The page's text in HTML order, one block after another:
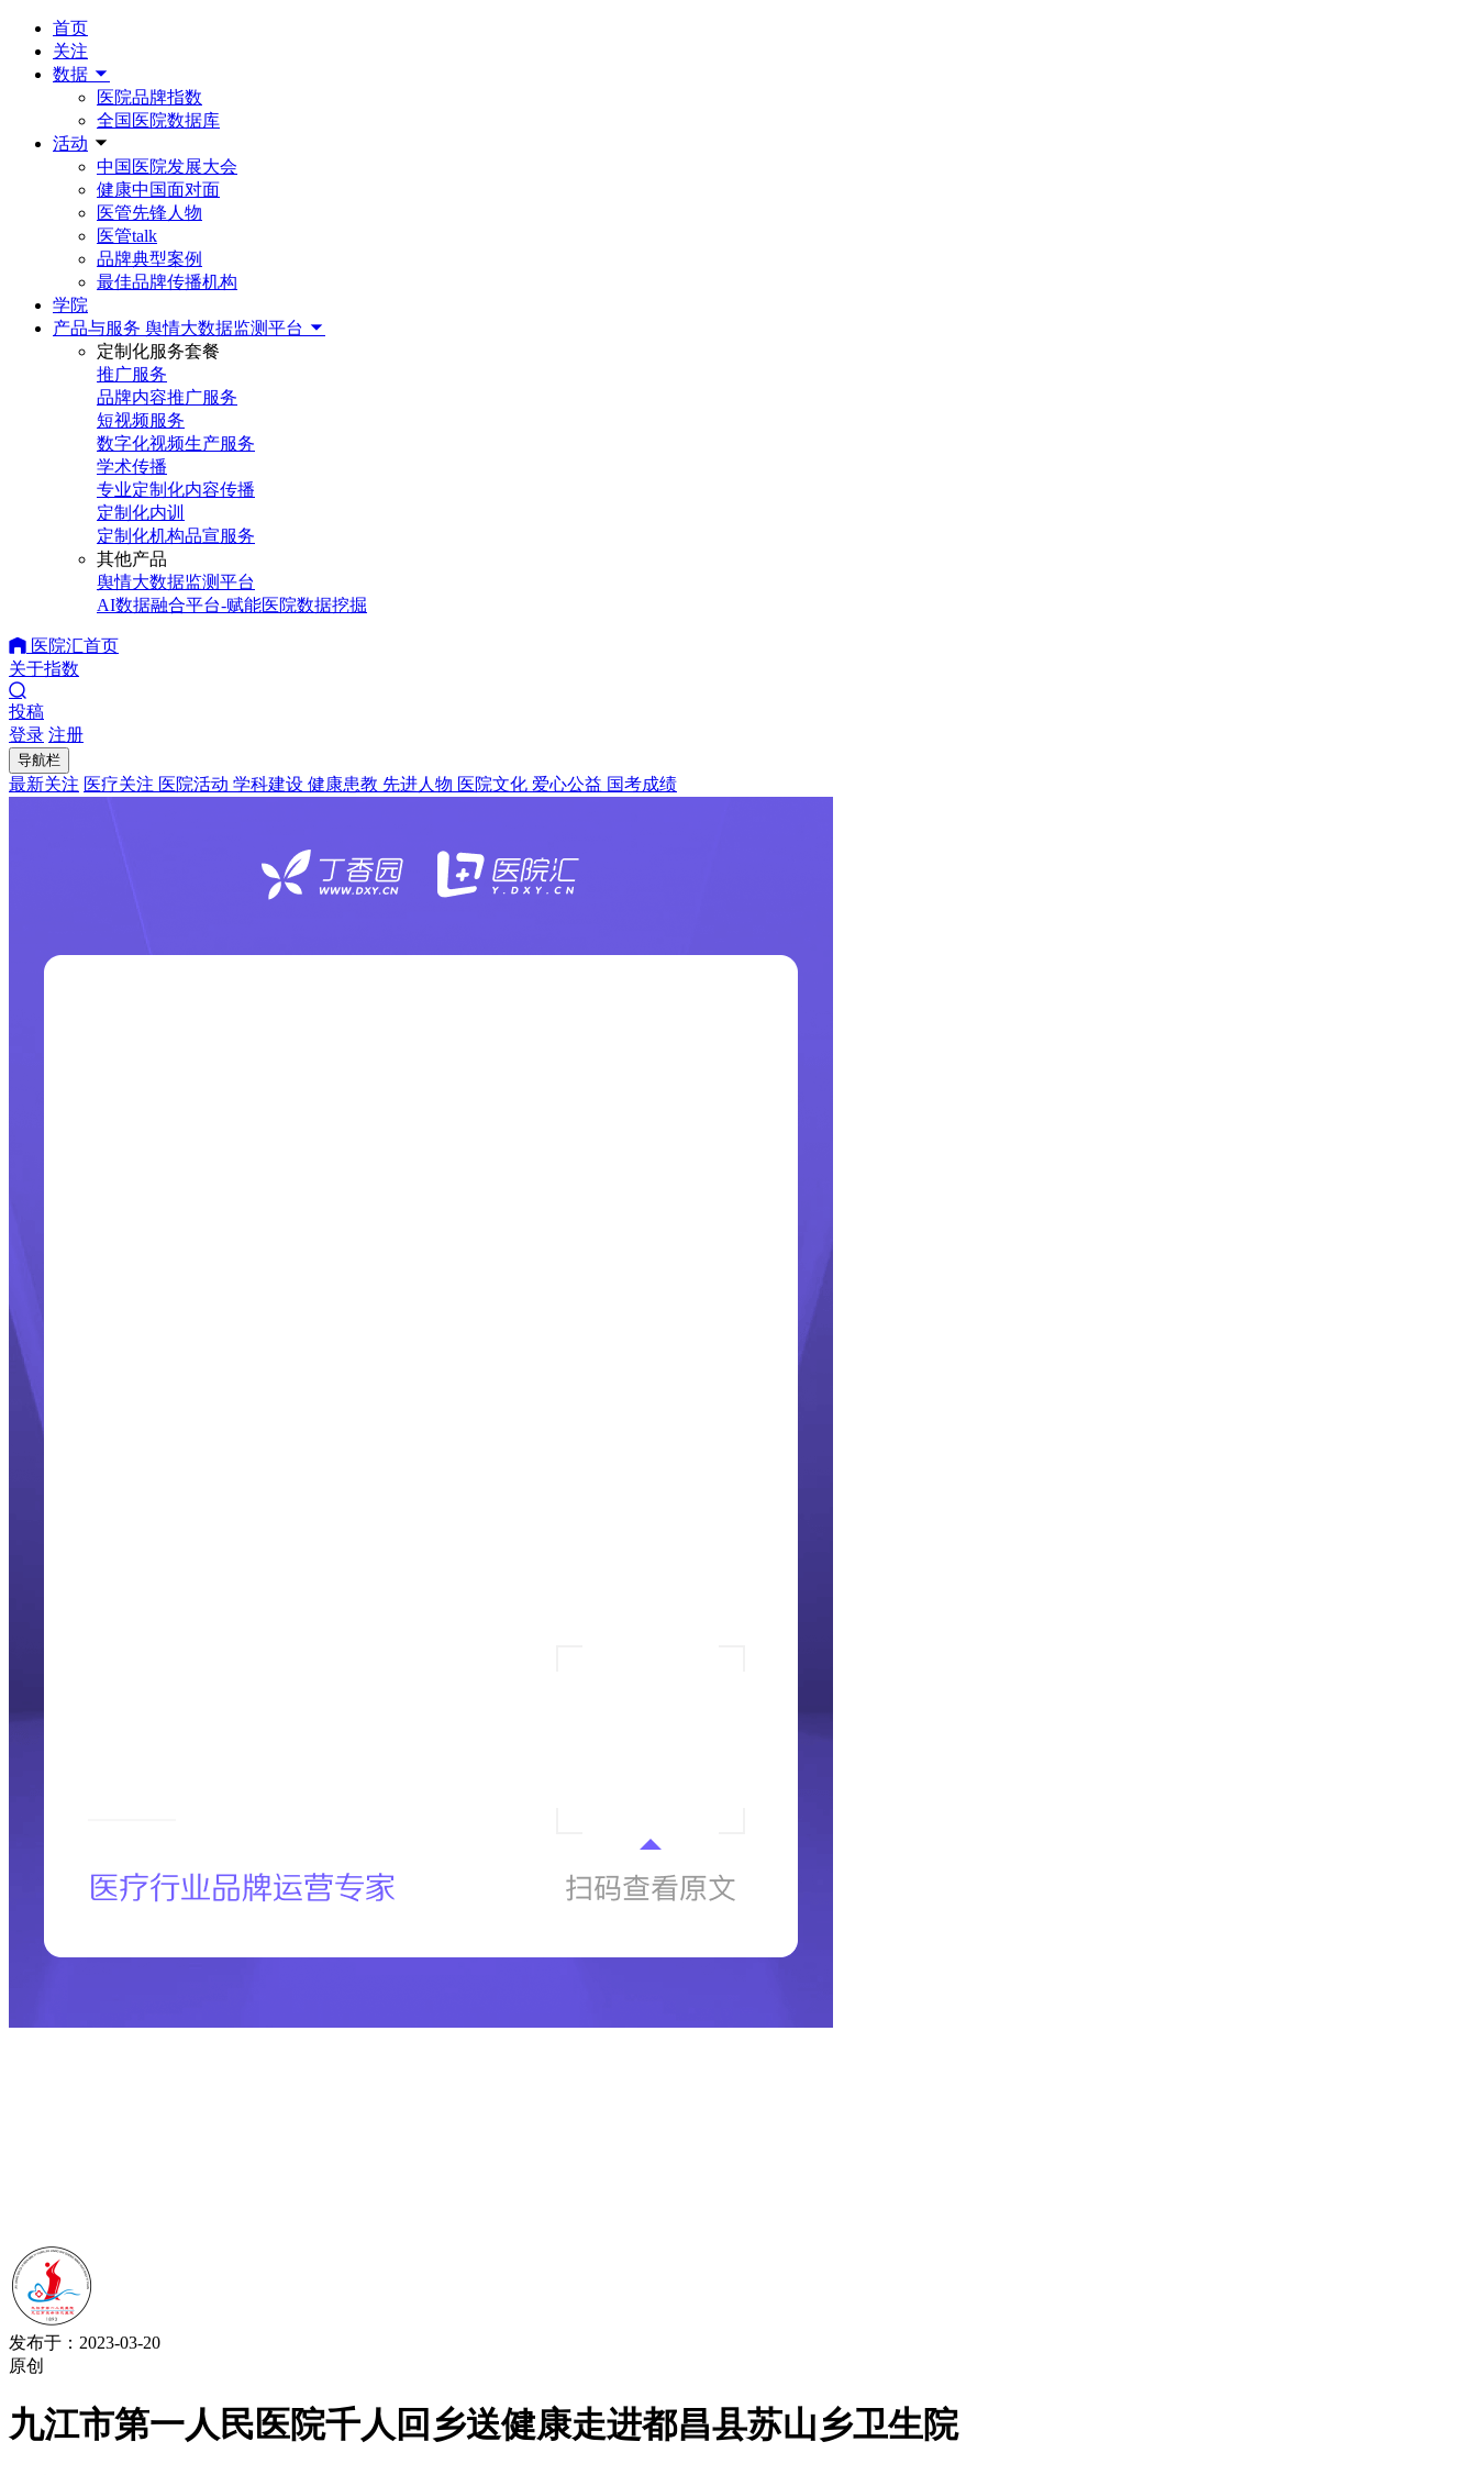
首页
关注
数据
医院品牌指数
全国医院数据库
活动
中国医院发展大会
健康中国面对面
医管先锋人物
医管talk
品牌典型案例
最佳品牌传播机构
学院
产品与服务 舆情大数据监测平台
定制化服务套餐
推广服务
品牌内容推广服务
短视频服务
数字化视频生产服务
学术传播
专业定制化内容传播
定制化内训
定制化机构品宣服务
其他产品
舆情大数据监测平台
AI数据融合平台-赋能医院数据挖掘
医院汇首页
关于指数
投稿
登录 注册
导航栏
最新关注 医疗关注 医院活动 学科建设 健康患教 先进人物 医院文化 爱心公益 国考成绩
发布于：2023-03-20
原创
九江市第一人民医院千人回乡送健康走进都昌县苏山乡卫生院